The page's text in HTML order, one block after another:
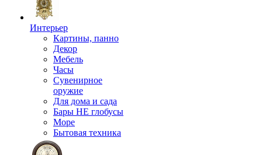
Интерьер
Картины, панно
Декор
Мебель
Часы
Сувенирное
оружие
Для дома и сада
Бары НЕ глобусы
Море
Бытовая техника